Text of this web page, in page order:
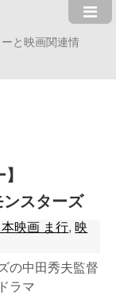
と映画関連情
スターズ
本映画 ま行, 映
の中田秀夫監督
ラマ